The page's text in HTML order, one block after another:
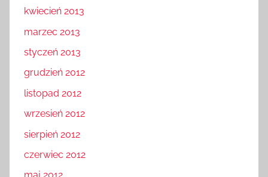
kwiecień 2013
marzec 2013
styczeń 2013
grudzień 2012
listopad 2012
wrzesień 2012
sierpień 2012
czerwiec 2012